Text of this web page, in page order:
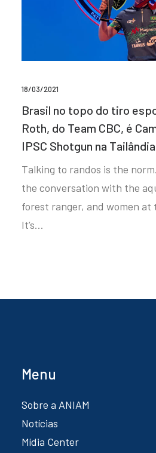
18/03/2021
Brasil no topo do tiro
Roth, do Team CBC, é
IPSC Shotgun na Tailândia
Talking to randos is the
the conversation with the
forest ranger, and women at
It’s…
Menu
Sobre a ANIAM
Notícias
Mídia Center